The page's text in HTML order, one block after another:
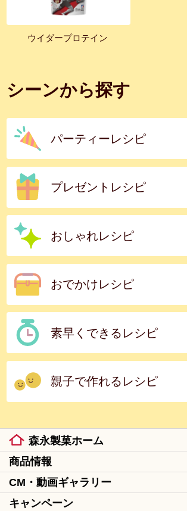
ウイダープロテイン
シーンから探す
パーティーレシピ
プレゼントレシピ
おしゃれレシピ
おでかけレシピ
素早くできるレシピ
親子で作れるレシピ
森永製菓ホーム
商品情報
CM・動画ギャラリー
キャンペーン